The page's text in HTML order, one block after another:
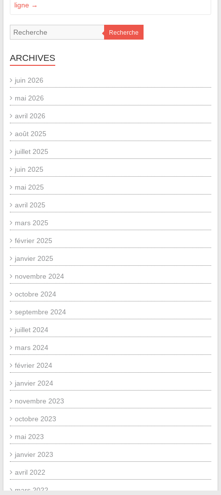
ligne →
Recherche
ARCHIVES
juin 2026
mai 2026
avril 2026
août 2025
juillet 2025
juin 2025
mai 2025
avril 2025
mars 2025
février 2025
janvier 2025
novembre 2024
octobre 2024
septembre 2024
juillet 2024
mars 2024
février 2024
janvier 2024
novembre 2023
octobre 2023
mai 2023
janvier 2023
avril 2022
mars 2022